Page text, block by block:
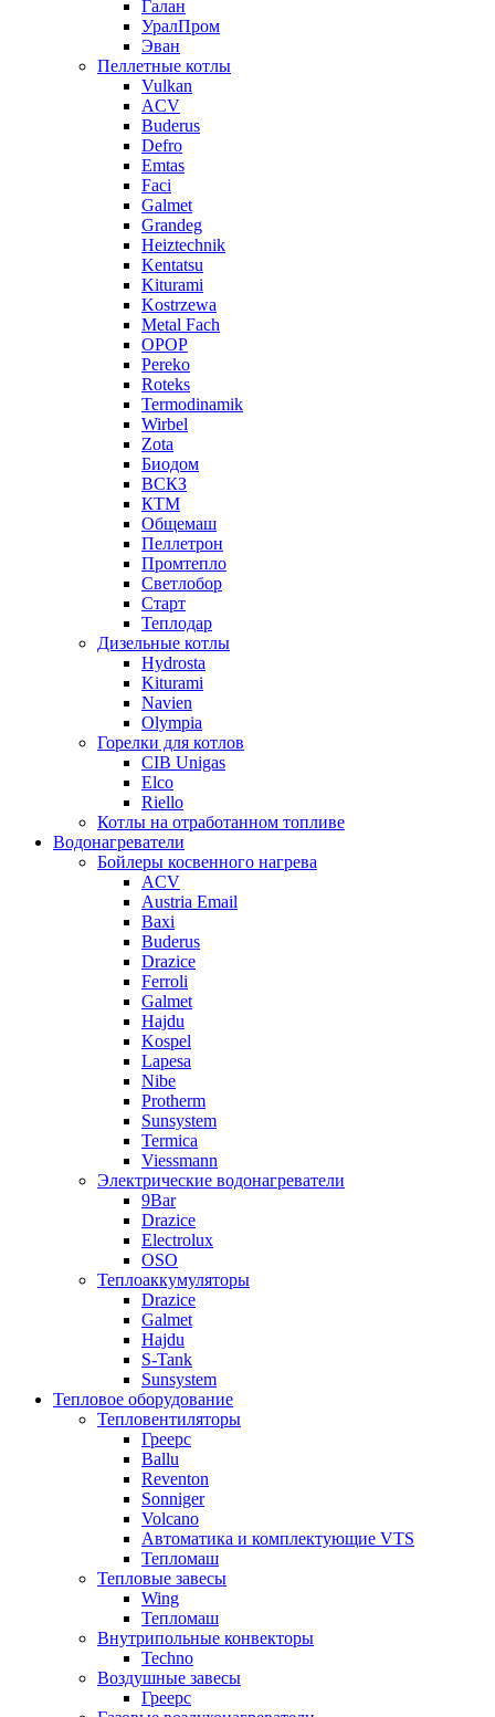
Галан
УралПром
Эван
Пеллетные котлы
Vulkan
ACV
Buderus
Defro
Emtas
Faci
Galmet
Grandeg
Heiztechnik
Kentatsu
Kiturami
Kostrzewa
Metal Fach
OPOP
Pereko
Roteks
Termodinamik
Wirbel
Zota
Биодом
ВСКЗ
КТМ
Общемаш
Пеллетрон
Промтепло
Светлобор
Старт
Теплодар
Дизельные котлы
Hydrosta
Kiturami
Navien
Olympia
Горелки для котлов
CIB Unigas
Elco
Riello
Котлы на отработанном топливе
Водонагреватели
Бойлеры косвенного нагрева
ACV
Austria Email
Baxi
Buderus
Drazice
Ferroli
Galmet
Hajdu
Kospel
Lapesa
Nibe
Protherm
Sunsystem
Termica
Viessmann
Электрические водонагреватели
9Bar
Drazice
Electrolux
OSO
Теплоаккумуляторы
Drazice
Galmet
Hajdu
S-Tank
Sunsystem
Тепловое оборудование
Тепловентиляторы
Греерс
Ballu
Reventon
Sonniger
Volcano
Автоматика и комплектующие VTS
Тепломаш
Тепловые завесы
Wing
Тепломаш
Внутрипольные конвекторы
Techno
Воздушные завесы
Греерс